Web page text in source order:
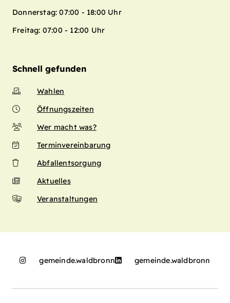
Donnerstag: 07:00 - 18:00 Uhr
Freitag: 07:00 - 12:00 Uhr
Schnell gefunden
Wahlen
Öffnungszeiten
Wer macht was?
Terminvereinbarung
Abfallentsorgung
Aktuelles
Veranstaltungen
gemeinde.waldbronn gemeinde.waldbronn